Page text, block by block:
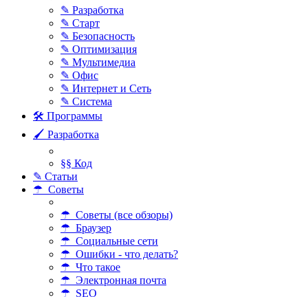
✎ Разработка
✎ Старт
✎ Безопасность
✎ Оптимизация
✎ Мультимедиа
✎ Офис
✎ Интернет и Сеть
✎ Система
🛠 Программы
🖌 Разработка
§§ Код
✎ Статьи
☂ Советы
☂ Советы (все обзоры)
☂ Браузер
☂ Социальные сети
☂ Ошибки - что делать?
☂ Что такое
☂ Электронная почта
☂ SEO